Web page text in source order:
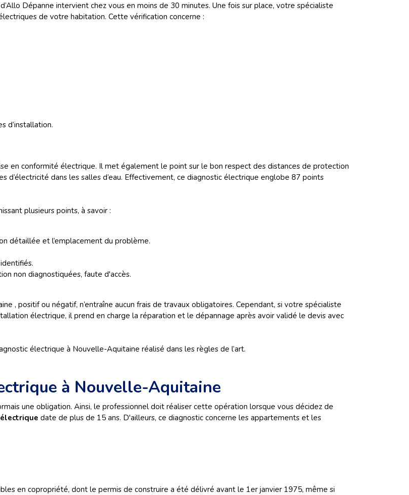
d’Allo Dépanne intervient chez vous en moins de 30 minutes. Une fois sur place, votre spécialiste
de votre habitation. Cette vérification concerne :
d’installation.
en conformité électrique. Il met également le point sur le bon respect des distances de protection
d’électricité dans les salles d’eau. Effectivement, ce diagnostic électrique englobe 87 points
plusieurs points, à savoir :
détaillée et l’emplacement du problème.
non diagnostiquées, faute d'accès.
, positif ou négatif, n’entraîne aucun frais de travaux obligatoires. Cependant, si votre spécialiste
électrique, il prend en charge la réparation et le dépannage après avoir validé le devis avec
électrique à Nouvelle-Aquitaine réalisé dans les règles de l’art.
à Nouvelle-Aquitaine
une obligation. Ainsi, le professionnel doit réaliser cette opération lorsque vous décidez de
date de plus de 15 ans. D'ailleurs, ce diagnostic concerne les appartements et les
en copropriété, dont le permis de construire a été délivré avant le 1er janvier 1975, même si